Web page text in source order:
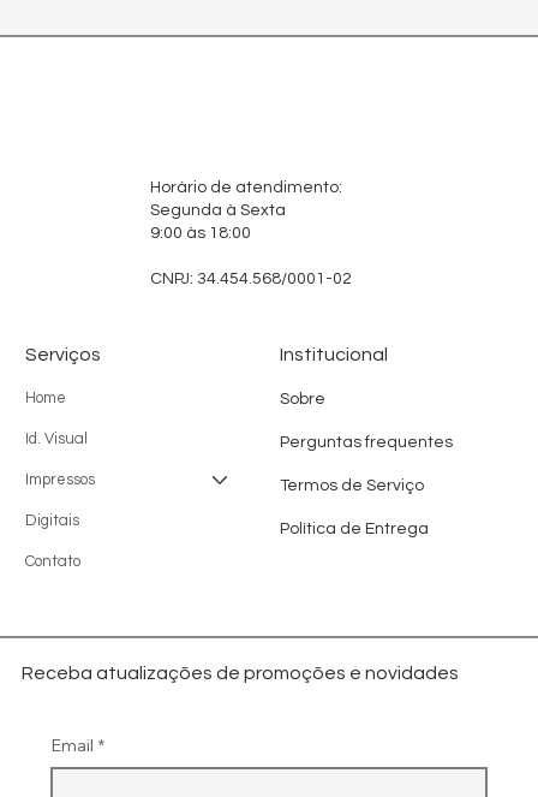
Horário de atendimento:
Segunda à Sexta
9:00 às 18:00
CNPJ: 34.454.568/0001-02
Serviços
Home
Id. Visual
Impressos
Digitais
Contato
Institucional
Sobre
Perguntas frequentes
Termos de Serviço
Política de Entrega
Receba atualizações de promoções e novidades
Email *